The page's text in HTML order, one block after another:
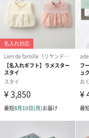
写真付きメッセージカ
ード（680円）
生花
※9-15時にご注文いただ
も1日遅くなります。